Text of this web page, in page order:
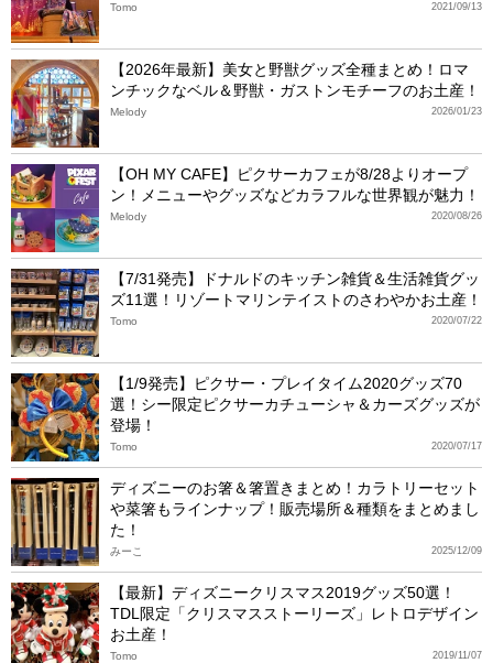
2021/09/13
Tomo
【2026年最新】美女と野獣グッズ全種まとめ！ロマ
ンチックなベル＆野獣・ガストンモチーフのお土産！
2026/01/23
Melody
【OH MY CAFE】ピクサーカフェが8/28よりオープ
ン！メニューやグッズなどカラフルな世界観が魅力！
2020/08/26
Melody
【7/31発売】ドナルドのキッチン雑貨＆生活雑貨グッ
ズ11選！リゾートマリンテイストのさわやかお土産！
2020/07/22
Tomo
【1/9発売】ピクサー・プレイタイム2020グッズ70
選！シー限定ピクサーカチューシャ＆カーズグッズが
登場！
2020/07/17
Tomo
ディズニーのお箸＆箸置きまとめ！カラトリーセット
や菜箸もラインナップ！販売場所＆種類をまとめまし
た！
2025/12/09
みーこ
【最新】ディズニークリスマス2019グッズ50選！
TDL限定「クリスマスストーリーズ」レトロデザイン
お土産！
2019/11/07
Tomo